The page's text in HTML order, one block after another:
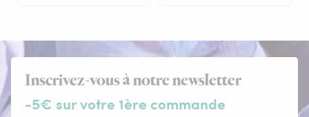
Inscrivez-vous à notre newsletter
-5€ sur votre 1ère commande